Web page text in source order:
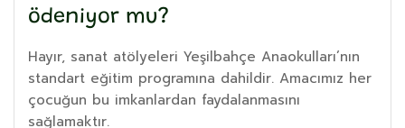
ödeniyor mu?
Hayır, sanat atölyeleri Yeşilbahçe Anaokulları’nın
standart eğitim programına dahildir. Amacımız her
çocuğun bu imkanlardan faydalanmasını
sağlamaktır.